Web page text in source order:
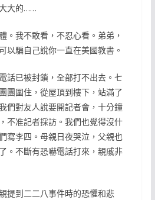
大的……
。我不敢看，不忍心看。弟弟，
以騙自己說你一直在美國教書。
話已被封鎖，全部打不出去。七
團圍住，從屋頂到樓下，站滿了
們對友人說要開記者會，十分鐘
不准記者採訪。我們也覺得沒什
寫李四。母親日夜哭泣，父親也
。不斷有恐嚇電話打來，親戚非
提到二二八事件時的恐懼和悲